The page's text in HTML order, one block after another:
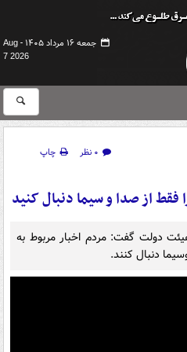
جمعه ۱۶ مرداد ۱۴۰۵ -
Aug
7 2026
۰ نظر
چاپ
فقط از صدا و سیما دنبال کنید
دولت گفت: مردم اخبار مربوط به
دنبال کنند.